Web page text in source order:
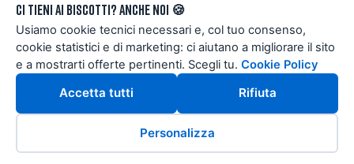
Ci tieni ai biscotti? Anche noi 🍪
Usiamo cookie tecnici necessari e, col tuo consenso,
cookie statistici e di marketing: ci aiutano a migliorare il sito
e a mostrarti offerte pertinenti. Scegli tu. Cookie Policy
Accetta tutti Rifiuta
Personalizza